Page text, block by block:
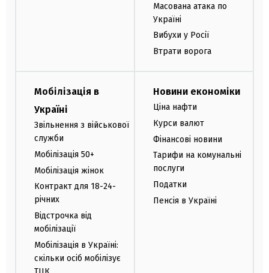
Масована атака по
Україні
Вибухи у Росії
Втрати ворога
Мобілізація в
Україні
Звільнення з військової
служби
Мобілізація 50+
Мобілізація жінок
Контракт для 18-24-
річних
Відстрочка від
мобілізації
Мобілізація в Україні:
скільки осіб мобілізує
Новини економіки
Ціна нафти
Курси валют
Фінансові новини
Тарифи на комунальні
послуги
Податки
Пенсія в Україні